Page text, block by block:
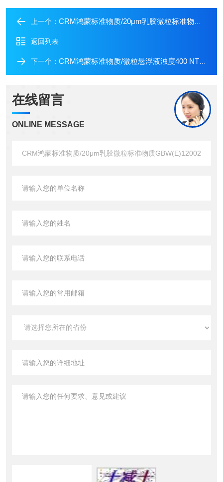
上一个： CRM鸿蒙标准物质/20μm乳胶微粒标准物质GBW(E)120026（颗粒计数）-1000-3000粒/mL定制-100mL
返回列表
下一个： CRM鸿蒙标准物质/微粒悬浮液浊度400 NTU/100mL
在线留言
ONLINE MESSAGE